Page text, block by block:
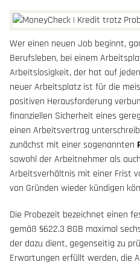
Wer einen neuen Job beginnt,
Berufsleben, bei einem
Arbeitslosigkeit, der hat auf
neuer Arbeitsplatz ist für die
positiven Herausforderung
finanziellen Sicherheit eines
einen Arbeitsvertrag
zunächst mit einer sogenannten
sowohl der Arbeitnehmer als
Arbeitsverhältnis mit einer Frist
von Gründen wieder kündigen
Die Probezeit bezeichnet einen
gemäß §622.3 BGB maximal
der dazu dient, gegenseitig zu
Erwartungen erfüllt werden, die